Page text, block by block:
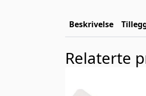
Beskrivelse
Relaterte